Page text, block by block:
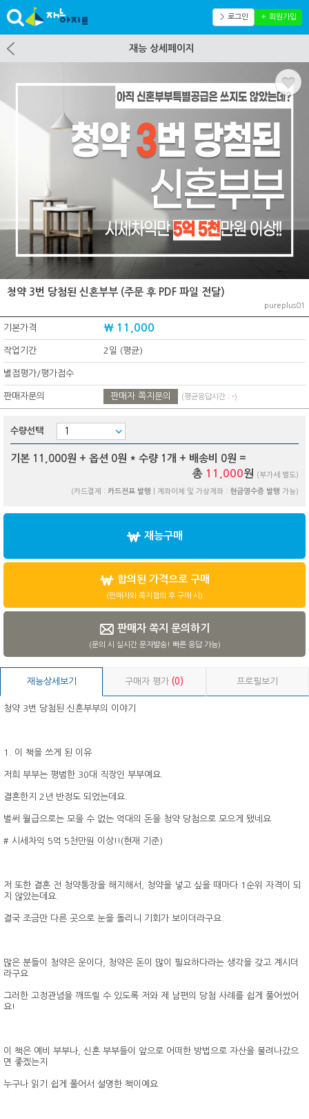
＞ 로그인 ＋ 회원가입
재능 상세페이지
청약 3번 당첨된 신혼부부 (주문 후 PDF 파일 전달)
pureplus01
기본가격 ₩ 11,000
작업기간 2일 (평균)
별점평가/평가점수
판매자문의 판매자 쪽지문의 (평균응답시간 : -)
수량선택
기본 11,000원 + 옵션 0원 * 수량 1 개 + 배송비 0원 =
총 11,000원 (부가세 별도)
(카드결제 : 카드전표 발행 | 계좌이체 및 가상계좌 : 현금영수증 발행 가능)
재능구매
합의된 가격으로 구매
(판매자와 쪽지협의 후 구매 시)
판매자 쪽지 문의하기
(문의 시 실시간 문자발송! 빠른 응답 가능)
재능상세보기 구매자 평가(0) 프로필보기
청약 3번 당첨된 신혼부부의 이야기
1. 이 책을 쓰게 된 이유
저희 부부는 평범한 30대 직장인 부부예요.
결혼한지 2년 반정도 되었는데요.
벌써 월급으로는 모을 수 없는 억대의 돈을 청약 당첨으로 모으게 됐네요
# 시세차익 5억 5천만원 이상!!(현재 기준)
저 또한 결혼 전 청약통장을 해지해서, 청약을 넣고 싶을 때마다 1순위 자격이 되
지 않았는데요.
결국 조금만 다른 곳으로 눈을 돌리니 기회가 보이더라구요.
많은 분들이 청약은 운이다, 청약은 돈이 많이 필요하다라는 생각을 갖고 계시더
라구요
그러한 고정관념을 깨뜨릴 수 있도록 저와 제 남편의 당첨 사례를 쉽게 풀어썼어
요!
이 책은 예비 부부나, 신혼 부부들이 앞으로 어떠한 방법으로 자산을 불려나갔으
면 좋겠는지
누구나 읽기 쉽게 풀어서 설명한 책이예요